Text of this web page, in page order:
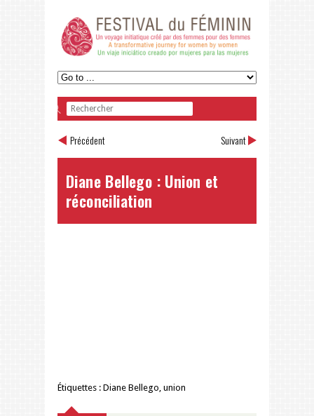
Précédent Suivant
Diane Bellego : Union et
réconciliation
Étiquettes : Diane Bellego union